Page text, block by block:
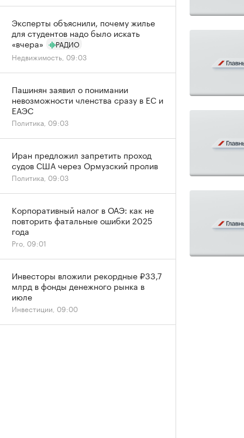
Эксперты объяснили, почему жилье
для студентов надо было искать
«вчера»
РАДИО
Недвижимость, 09:03
Пашинян заявил о понимании
невозможности членства сразу в ЕС и
ЕАЭС
Политика, 09:03
Иран предложил запретить проход
судов США через Ормузский пролив
Политика, 09:03
Корпоративный налог в ОАЭ: как не
повторить фатальные ошибки 2025
года
Pro, 09:01
Инвесторы вложили рекордные ₽33,7
млрд в фонды денежного рынка в
июле
Инвестиции, 09:00